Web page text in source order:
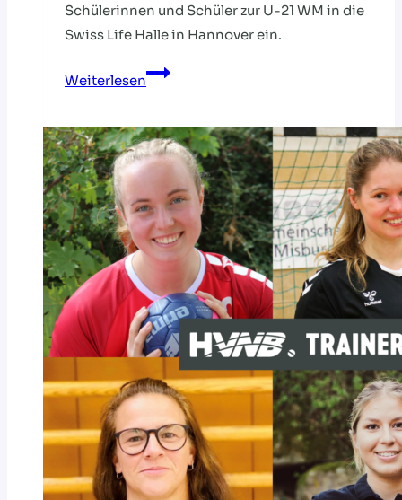
Schülerinnen und Schüler zur U-21 WM in die
Swiss Life Halle in Hannover ein.
Weiterlesen
DHB
LADEN
SCHULEN
ZUR
U21-
WM
EIN